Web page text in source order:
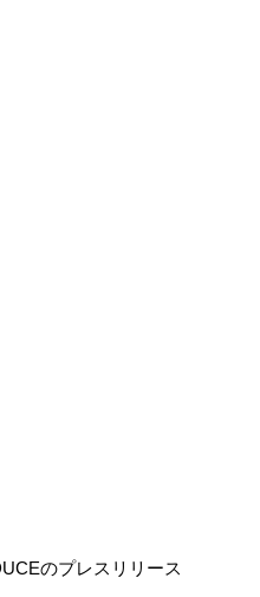
のプレスリリース